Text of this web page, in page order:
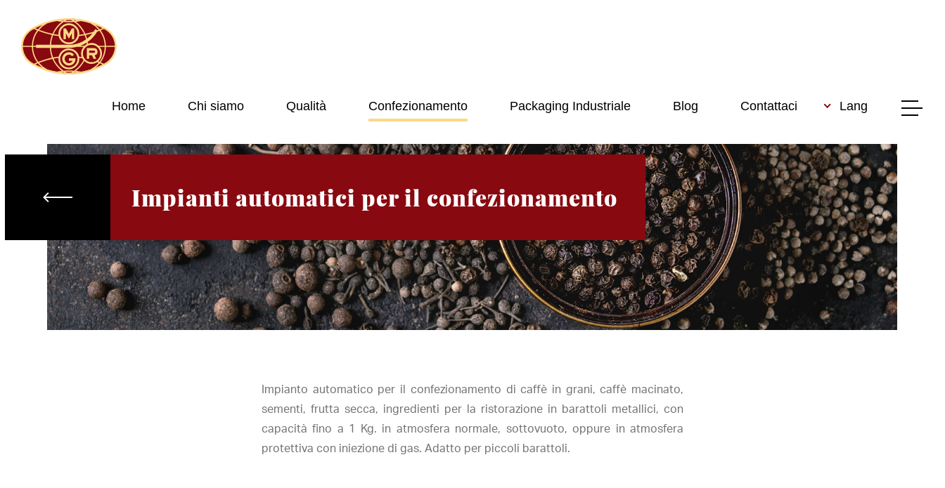
Home Chi siamo Qualità Confezionamento Packaging Industriale Blog Contattaci Lang
Impianti automatici per il confezionamento
Impianto automatico per il confezionamento di caffè in grani, caffè macinato,
sementi, frutta secca, ingredienti per la ristorazione in barattoli metallici, con
capacità fino a 1 Kg. in atmosfera normale, sottovuoto, oppure in atmosfera
protettiva con iniezione di gas. Adatto per piccoli barattoli.